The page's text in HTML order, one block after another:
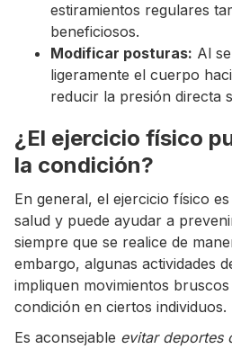
estiramientos regulares
beneficiosos.
Modificar posturas: Al
ligeramente el cuerpo
reducir la presión directa
¿El ejercicio físico
la condición?
En general, el ejercicio físico
salud y puede ayudar a
siempre que se realice de
embargo, algunas actividades
impliquen movimientos
condición en ciertos individuos.
Es aconsejable evitar deportes